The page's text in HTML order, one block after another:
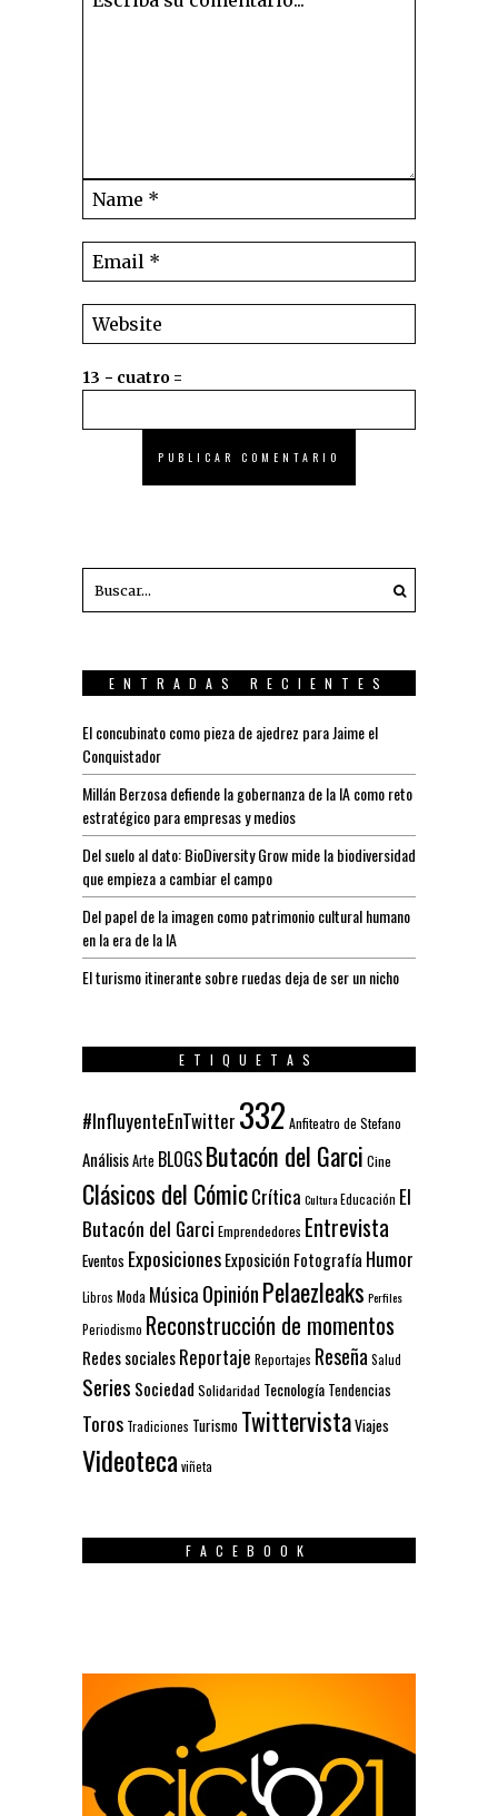
13 − cuatro =
ENTRADAS RECIENTES
El concubinato como pieza de ajedrez para Jaime el
Conquistador
Millán Berzosa defiende la gobernanza de la IA como reto
estratégico para empresas y medios
Del suelo al dato: BioDiversity Grow mide la biodiversidad
que empieza a cambiar el campo
Del papel de la imagen como patrimonio cultural humano
en la era de la IA
El turismo itinerante sobre ruedas deja de ser un nicho
ETIQUETAS
#InfluyenteEnTwitter 332 Anfiteatro de Stefano
AnálisisArte BLOGSButacón del Garci Cine
Clásicos del CómicCrítica CulturaEducación El
Butacón del Garci Emprendedores Entrevista
Eventos ExposicionesExposición Fotografía Humor
Libros Moda Música OpiniónPelaezleaks Perfiles
Periodismo Reconstrucción de momentos
Redes socialesReportaje Reportajes ReseñaSalud
Series Sociedad Solidaridad Tecnología Tendencias
Toros Tradiciones Turismo TwittervistaViajes
Videotecaviñeta
FACEBOOK